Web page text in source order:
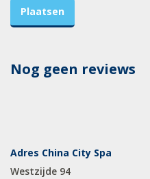
Nog geen reviews
Adres China City Spa
Westzijde 94